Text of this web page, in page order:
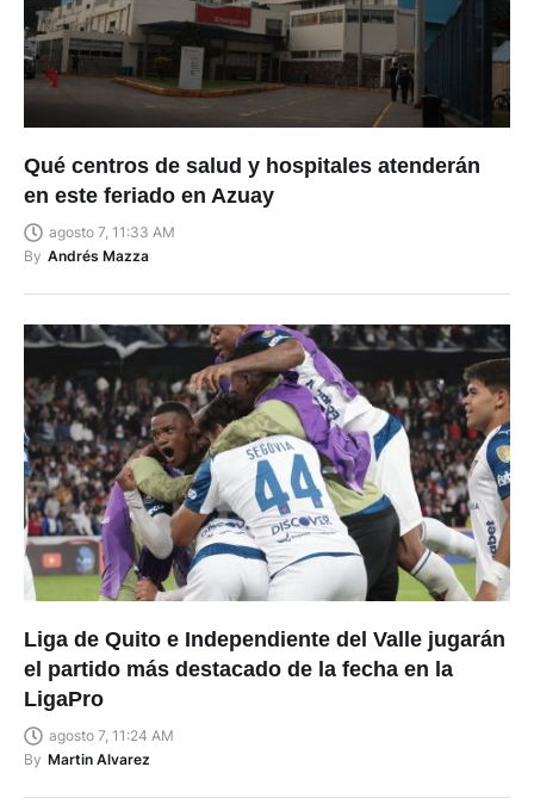
Qué centros de salud y hospitales atenderán
en este feriado en Azuay
agosto 7, 11:33 AM
By Andrés Mazza
Liga de Quito e Independiente del Valle jugarán
el partido más destacado de la fecha en la
LigaPro
agosto 7, 11:24 AM
By Martin Alvarez